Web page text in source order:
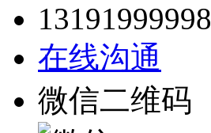
13191999998
在线沟通
微信二维码